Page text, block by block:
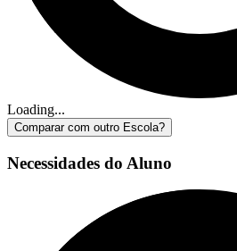
Loading...
Comparar com outro Escola?
Necessidades do Aluno